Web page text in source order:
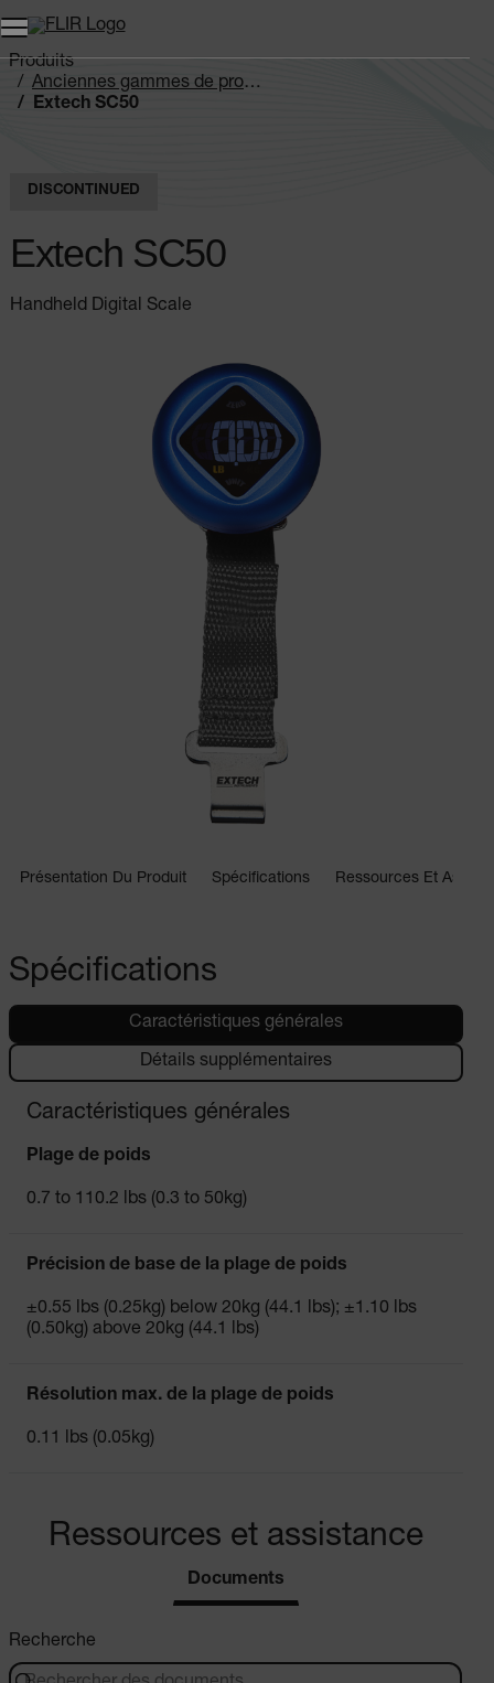
Unread messages
Modèle
Supprimer
articles
Ajouter au panier
Ajouté au panier
Produits
Anciennes gammes de produits
Extech SC50
DISCONTINUED
Extech SC50
Handheld Digital Scale
Présentation Du Produit Spécifications Ressources Et
Spécifications
Caractéristiques générales
Détails supplémentaires
Caractéristiques générales
Plage de poids
0.7 to 110.2 lbs (0.3 to 50kg)
Précision de base de la plage de poids
±0.55 lbs (0.25kg) below 20kg (44.1 lbs); ±1.10 lbs
(0.50kg) above 20kg (44.1 lbs)
Résolution max. de la plage de poids
0.11 lbs (0.05kg)
Ressources et assistance
Documents
Recherche